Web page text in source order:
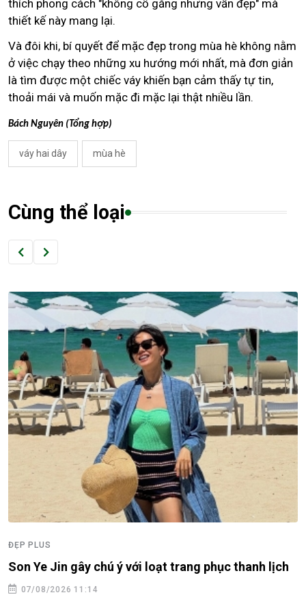
thích phong cách "không cố gắng nhưng vẫn đẹp" mà
thiết kế này mang lại.
Và đôi khi, bí quyết để mặc đẹp trong mùa hè không nằm
ở việc chạy theo những xu hướng mới nhất, mà đơn giản
là tìm được một chiếc váy khiến bạn cảm thấy tự tin,
thoải mái và muốn mặc đi mặc lại thật nhiều lần.
Bách Nguyên (Tổng hợp)
váy hai dây mùa hè
Cùng thể loại
ĐẸP PLUS
Son Ye Jin gây chú ý với loạt trang phục thanh lịch
07/08/2026 11:14